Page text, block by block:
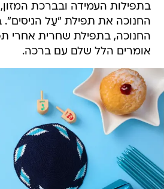
בתפילות העמידה ובברכת המזון,
החנוכה את תפילת "עַל הניסים".
החנוכה, בתפילת שחרית אחרי
אומרים הלל שלם עם ברכה.